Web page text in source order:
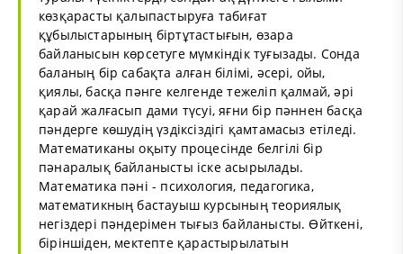
көзқарасты қалыпастыруға табиғат
құбылыстарының біртұтастығын, өзара
байланысын көрсетуге мүмкіндік туғызады. Сонда
баланың бір сабақта алған білімі, әсері, ойы,
қиялы, басқа пәнге келгенде тежеліп қалмай, әрі
қарай жалғасып дами түсуі, яғни бір пәннен басқа
пәндерге көшудің үздіксіздігі қамтамасыз етіледі.
Математиканы оқыту процесінде белгілі бір
пәнаралық байланысты іске асырылады.
Математика пәні - психология, педагогика,
математикның бастауыш курсының теориялық
негіздері пәндерімен тығыз байланысты. Өйткені,
біріншіден, мектепте қарастырылатын